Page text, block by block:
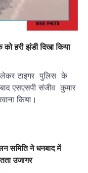
हरी झंडी दिखा किया
लेकर टाइगर पुलिस के
एसएसपी संजीव कुमार
किया।
समिति ने धनबाद में
उजागर